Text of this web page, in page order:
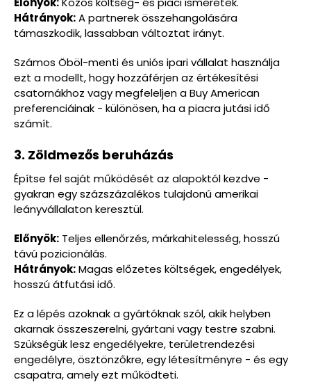
Hátrányok:A partnerek összehangolására
támaszkodik, lassabban változtat irányt.
Számos Öböl-menti és uniós ipari vállalat használja
ezt a modellt, hogy hozzáférjen az értékesítési
csatornákhoz vagy megfeleljen a Buy American
preferenciáinak - különösen, ha a piacra jutási idő
számít.
3. Zöldmezős beruházás
Építse fel saját működését az alapoktól kezdve -
gyakran egy százszázalékos tulajdonú amerikai
leányvállalaton keresztül.
Előnyök: Teljes ellenőrzés, márkahitelesség, hosszú
távú pozicionálás.
Hátrányok:Magas előzetes költségek, engedélyek,
hosszú átfutási idő.
Ez a lépés azoknak a gyártóknak szól, akik helyben
akarnak összeszerelni, gyártani vagy testre szabni.
Szükségük lesz engedélyekre, területrendezési
engedélyre, ösztönzőkre, egy létesítményre - és egy
csapatra, amely ezt működteti.